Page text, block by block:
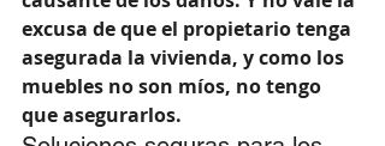
excusa de que el propietario tenga
asegurada la vivienda, y como los
muebles no son míos, no tengo
que asegurarlos.